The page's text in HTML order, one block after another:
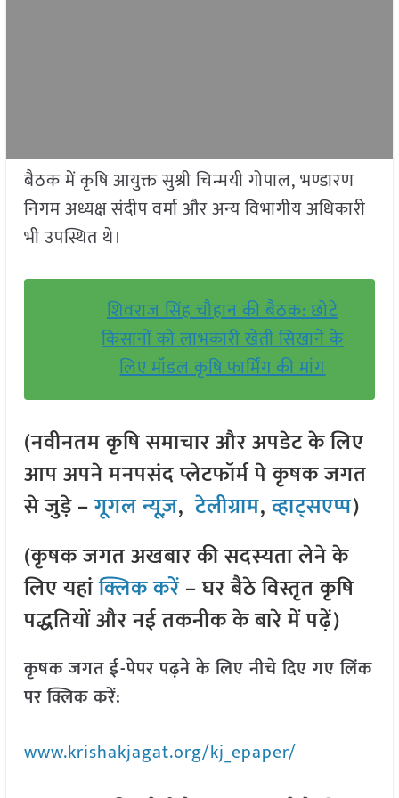
बैठक में कृषि आयुक्त सुश्री चिन्मयी गोपाल, भण्डारण
निगम अध्यक्ष संदीप वर्मा और अन्य विभागीय अधिकारी
भी उपस्थित थे।
शिवराज सिंह चौहान की बैठक: छोटे
किसानों को लाभकारी खेती सिखाने के
लिए मॉडल कृषि फार्मिंग की मांग
(नवीनतम कृषि समाचार और अपडेट के लिए
आप अपने मनपसंद प्लेटफॉर्म पे कृषक जगत
से जुड़े –गूगल न्यूज़,टेलीग्राम,व्हाट्सएप्प)
(कृषक जगत अखबार की सदस्यता लेने के
लिए यहांक्लिक करें– घर बैठे विस्तृत कृषि
पद्धतियों और नई तकनीक के बारे में पढ़ें)
कृषक जगत ई-पेपर पढ़ने के लिए नीचे दिए गए लिंक
पर क्लिक करें:
www.krishakjagat.org/kj_epaper/